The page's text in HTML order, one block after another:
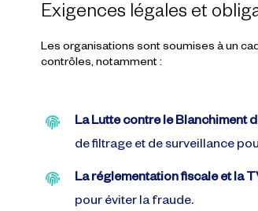
Exigences légales et
Les organisations sont soumises à un
contrôles, notamment :
La Lutte contre le Blanchiment
de filtrage et de surveillance
La réglementation fiscale et la
pour éviter la fraude.